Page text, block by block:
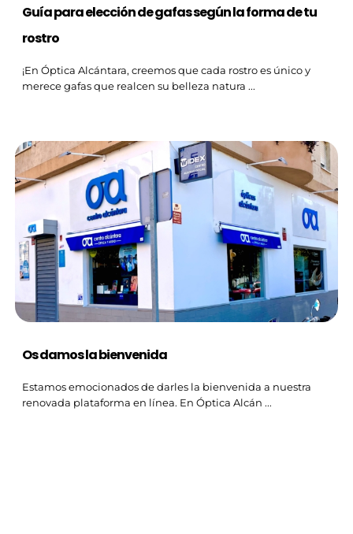
Guía para elección de gafas según la forma de tu
rostro
¡En Óptica Alcántara, creemos que cada rostro es único y
merece gafas que realcen su belleza natura ...
Os damos la bienvenida
Estamos emocionados de darles la bienvenida a nuestra
renovada plataforma en línea. En Óptica Alcán ...